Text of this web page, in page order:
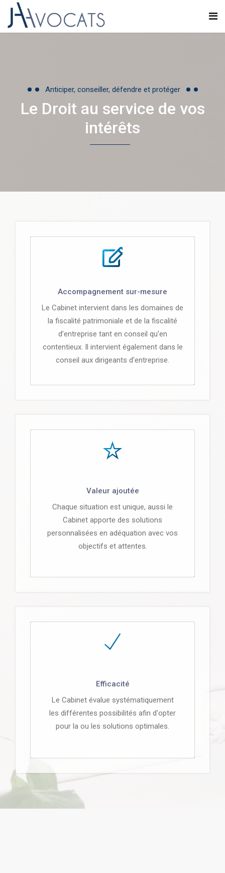
Anticiper, conseiller, défendre et protéger
Le Droit au service de vos
intérêts
Accompagnement sur-mesure
Le Cabinet intervient dans les domaines de
la fiscalité patrimoniale et de la fiscalité
d’entreprise tant en conseil qu’en
contentieux. Il intervient également dans le
conseil aux dirigeants d'entreprise.
Valeur ajoutée
Chaque situation est unique, aussi le
Cabinet apporte des solutions
personnalisées en adéquation avec vos
objectifs et attentes.
Efficacité
Le Cabinet évalue systématiquement
les différentes possibilités afin d'opter
pour la ou les solutions optimales.